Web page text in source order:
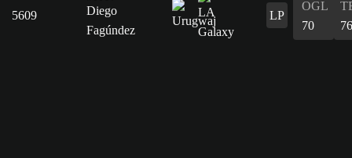
5609
Diego
Fagúndez
LP
OGL
70
76